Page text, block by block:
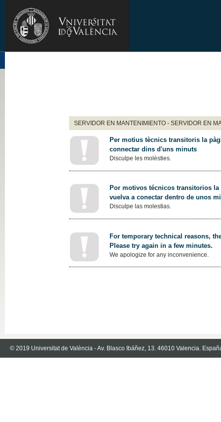
SERVIDOR EN MANTENIMIENTO - SERVIDOR EN
Per motius tècnics transitoris la
connectar dins d'uns minuts
Disculpe les molèsties.
Por motivos técnicos transitorios
vuelva a conectar dentro de unos
Disculpe las molestias.
For temporary technical reasons,
Please try again in a few minutes.
We apologize for any inconvenience.
© 2019 Universitat de València - Av. Blasco Ibáñez, 13. 46010 Valencia.